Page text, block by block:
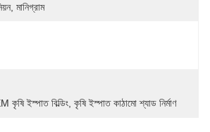
মানিগ্রাম
কৃষি ইস্পাত বিল্ডিং কৃষি ইস্পাত কাঠামো শ্যাড নির্মাণ